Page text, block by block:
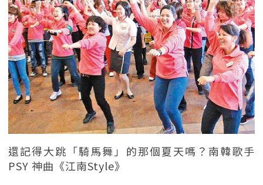
還記得大跳「騎馬舞」的那個夏天嗎？南韓歌手
PSY 神曲《江南Style》